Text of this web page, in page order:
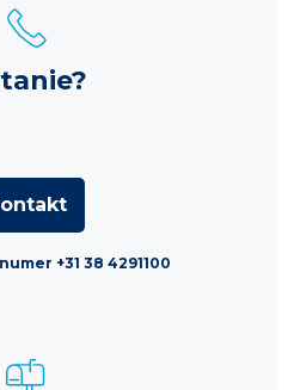
+31 38 4291100